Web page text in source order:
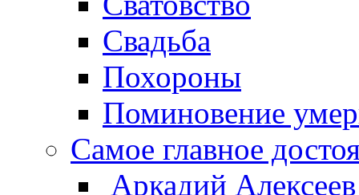
Свадьба
Похороны
Поминовение
Самое главное
Аркадий Алексеев